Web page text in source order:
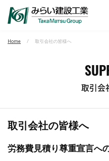
Home 取引会社の皆様へ
取引会
取引会社の皆様へ
労務費見積り尊重宣言へ